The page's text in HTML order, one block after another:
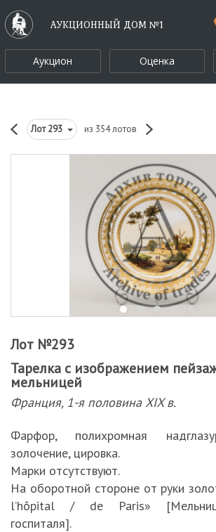
АУКЦИОННЫЙ ДОМ №1
Аукцион Оценка
Лот293 из 354 лотов
Лот №293
Тарелка с изображением
мельницей
Франция, 1-я половина XIX в.
Фарфор, полихромная
золочение, цировка.
Марки отсутствуют.
На оборотной стороне от руки
l’hôpital / de Paris»
госпиталя].